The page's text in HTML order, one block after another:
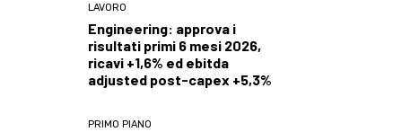
LAVORO
Engineering: approva i
risultati primi 6 mesi 2026,
ricavi +1,6% ed ebitda
adjusted post-capex +5,3%
PRIMO PIANO